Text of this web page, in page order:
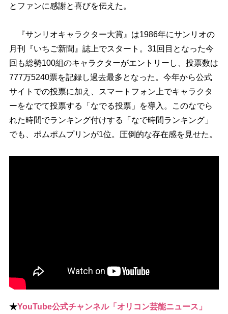
とファンに感謝と喜びを伝えた。
『サンリオキャラクター大賞』は1986年にサンリオの
月刊『いちご新聞』誌上でスタート。31回目となった今
回も総勢100組のキャラクターがエントリーし、投票数は
777万5240票を記録し過去最多となった。今年から公式
サイトでの投票に加え、スマートフォン上でキャラクタ
ーをなでて投票する「なでる投票」を導入。このなでら
れた時間でランキング付けする「なで時間ランキング」
でも、ポムポムプリンが1位。圧倒的な存在感を見せた。
★YouTube公式チャンネル「オリコン芸能ニュース」